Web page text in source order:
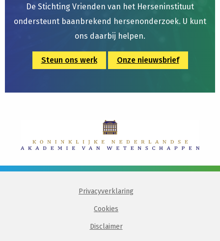
De Stichting Vrienden van het Herseninstituut
ondersteunt baanbrekend hersenonderzoek. U kunt
ons daarbij helpen.
Steun ons werk Onze nieuwsbrief
Privacyverklaring
Cookies
Disclaimer